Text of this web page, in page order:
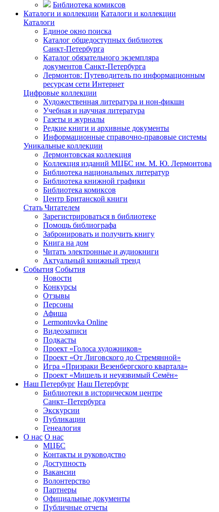
Библиотека комиксов
Каталоги и коллекции Каталоги и коллекции
Каталоги
Единое окно поиска
Каталог общедоступных библиотек
Санкт-Петербурга
Каталог обязательного экземпляра
документов Санкт-Петербурга
Лермонтов: Путеводитель по информационным
ресурсам сети Интернет
Цифровые коллекции
Художественная литература и нон-фикшн
Учебная и научная литература
Газеты и журналы
Редкие книги и архивные документы
Информационные справочно-правовые системы
Уникальные коллекции
Лермонтовская коллекция
Коллекция изданий МЦБС им. М. Ю. Лермонтова
Библиотека национальных литератур
Библиотека книжной графики
Библиотека комиксов
Центр Британской книги
Стать Читателем
Зарегистрироваться в библиотеке
Помощь библиографа
Забронировать и получить книгу
Книга на дом
Читать электронные и аудиокниги
Актуальный книжный тренд
События События
Новости
Конкурсы
Отзывы
Персоны
Афиша
Lermontovka Online
Видеозаписи
Подкасты
Проект «Голоса художников»
Проект «От Лиговского до Стремянной»
Игра «Призраки Везенбергского квартала»
Проект «Мишель и неуязвимый Семён»
Наш Петербург Наш Петербург
Библиотеки в историческом центре
Санкт–Петербурга
Экскурсии
Публикации
Генеалогия
О нас О нас
МЦБС
Контакты и руководство
Доступность
Вакансии
Волонтерство
Партнеры
Официальные документы
Публичные отчеты